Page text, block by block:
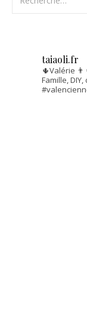
taiaoli.fr
🌵Valérie
Famille,